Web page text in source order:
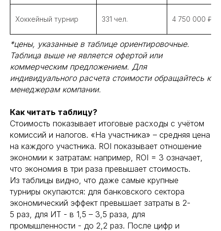
Хоккейный турнир 331 чел. 4 750 000 ₽
*цены, указанные в таблице ориентировочные.
Таблица выше не является офертой или
коммерческим предложением. Для
индивидуального расчета стоимости обращайтесь к
менеджерам компании.
Как читать таблицу?
Стоимость показывает итоговые расходы с учётом
комиссий и налогов. «На участника» – средняя цена
на каждого участника. ROI показывает отношение
экономии к затратам: например, ROI = 3 означает,
что экономия в три раза превышает стоимость.
Из таблицы видно, что даже самые крупные
турниры окупаются: для банковского сектора
экономический эффект превышает затраты в 2-
5 раз, для ИТ - в 1,5 – 3,5 раза, для
промышленности - до 2,2 раз. После цифр и